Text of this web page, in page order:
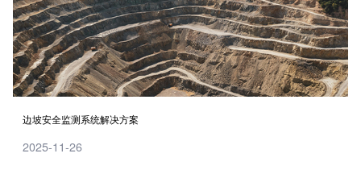
边坡安全监测系统解决方案
2025-11-26